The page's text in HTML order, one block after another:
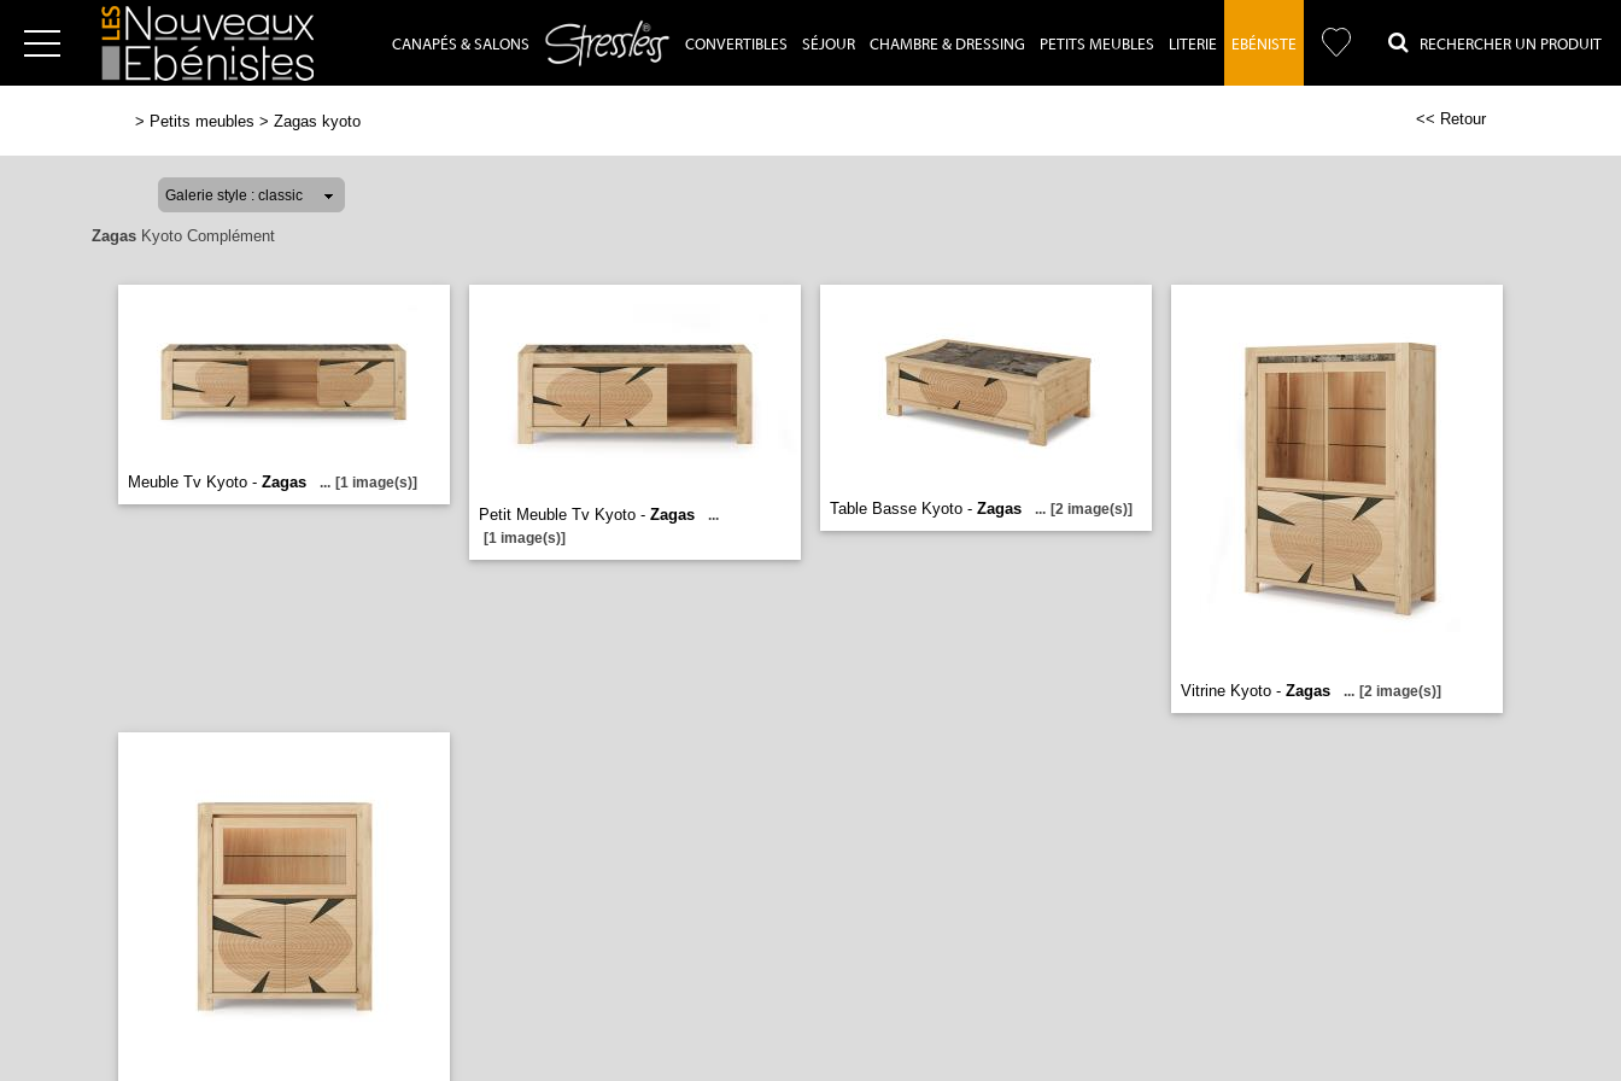
CANAPÉS & SALONS CONVERTIBLES SÉJOUR CHAMBRE & DRESSING PETITS MEUBLES LITERIE EBÉNISTE RECHERCHER UN PRODUIT
> Petits meubles > Zagas kyoto << Retour
Zagas Kyoto Complément
Meuble Tv Kyoto - Zagas ... [1 image(s)]
Petit Meuble Tv Kyoto - Zagas
...
[1 image(s)]
Table Basse Kyoto - Zagas ... [2 image(s)]
Vitrine Kyoto - Zagas ... [2 image(s)]